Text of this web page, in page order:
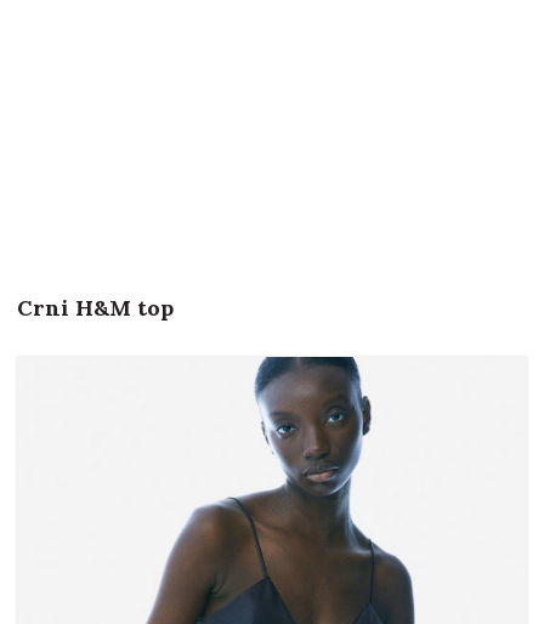
Crni H&M top